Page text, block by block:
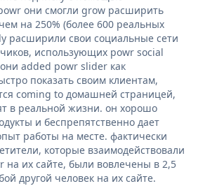
они смогли grow расширить
на 250% (более 600 реальных
расширили свои социальные сети
использующих powr social
added powr slider как
показать своим клиентам,
coming to домашней страницей,
в реальной жизни. он хорошо
и беспрепятственно дает
работы на месте. фактически
которые взаимодействовали
их сайте, были вовлечены в 2,5
другой человек на их сайте.